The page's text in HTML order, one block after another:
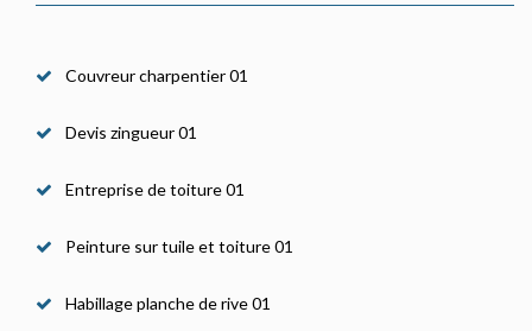
Couvreur charpentier 01
Devis zingueur 01
Entreprise de toiture 01
Peinture sur tuile et toiture 01
Habillage planche de rive 01